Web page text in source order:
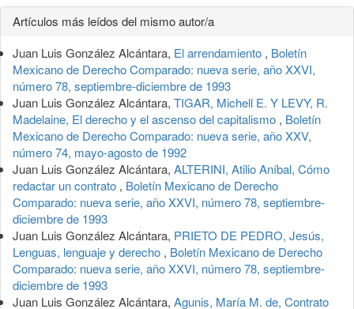
Detalles
del
artículo
Artículos más leídos del mismo autor/a
Juan Luis González Alcántara, El arrendamiento , Boletín
Mexicano de Derecho Comparado: nueva serie, año XXVI,
número 78, septiembre-diciembre de 1993
Juan Luis González Alcántara, TIGAR, Michell E. Y LEVY, R.
Madelaine, El derecho y el ascenso del capitalismo , Boletín
Mexicano de Derecho Comparado: nueva serie, año XXV,
número 74, mayo-agosto de 1992
Juan Luis González Alcántara, ALTERINI, Atilio Aníbal, Cómo
redactar un contrato , Boletín Mexicano de Derecho
Comparado: nueva serie, año XXVI, número 78, septiembre-
diciembre de 1993
Juan Luis González Alcántara, PRIETO DE PEDRO, Jesús,
Lenguas, lenguaje y derecho , Boletín Mexicano de Derecho
Comparado: nueva serie, año XXVI, número 78, septiembre-
diciembre de 1993
Juan Luis González Alcántara, Agunis, María M. de, Contrato